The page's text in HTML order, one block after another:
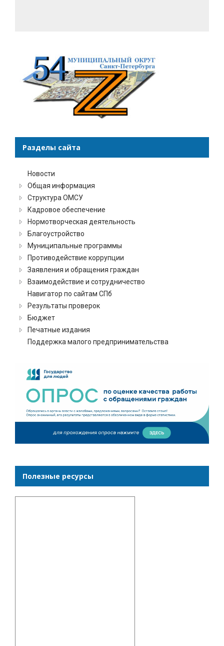
Разделы сайта
Новости
Общая информация
Структура ОМСУ
Кадровое обеспечение
Нормотворческая деятельность
Благоустройство
Муниципальные программы
Противодействие коррупции
Заявления и обращения граждан
Взаимодействие и сотрудничество
Навигатор по сайтам СПб
Результаты проверок
Бюджет
Печатные издания
Поддержка малого предпринимательства
Полезные ресурсы